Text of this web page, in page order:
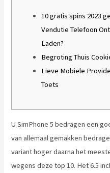
10 gratis spins 2023
Vendutie Telefoon
Laden?
Begroting Thuis
Lieve Mobiele
Toets
U SimPhone 5 bedragen een
van allemaal gemakken
variant hoger daarna het
wegens deze top 10. Het 6.5